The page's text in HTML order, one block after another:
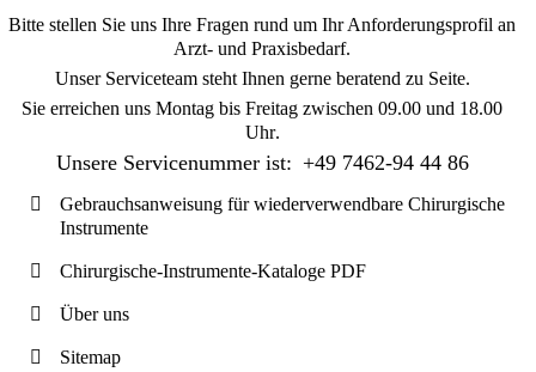
Bitte stellen Sie uns Ihre Fragen rund um Ihr Anforderungsprofil an
Arzt- und Praxisbedarf.
Unser Serviceteam steht Ihnen gerne beratend zu Seite.
Sie erreichen uns Montag bis Freitag zwischen 09.00 und 18.00
Uhr.
Unsere Servicenummer ist: +49 7462-94 44 86
Gebrauchsanweisung für wiederverwendbare Chirurgische
Instrumente
Chirurgische-Instrumente-Kataloge PDF
Über uns
Sitemap